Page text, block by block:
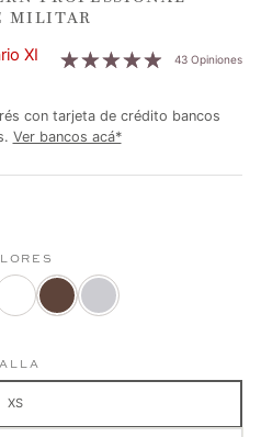
MILITAR
43 Opiniones
XI
con tarjeta de crédito bancos
Ver bancos acá*
Camiseta
Professional
Blanco
Camiseta
Cafe
Camiseta
Gris
XS